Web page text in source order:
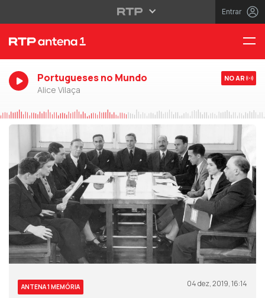
Entrar
Portugueses no Mundo
Alice Vilaça
NO AR
ANTENA 1 MEMÓRIA 04 dez, 2019, 16:14